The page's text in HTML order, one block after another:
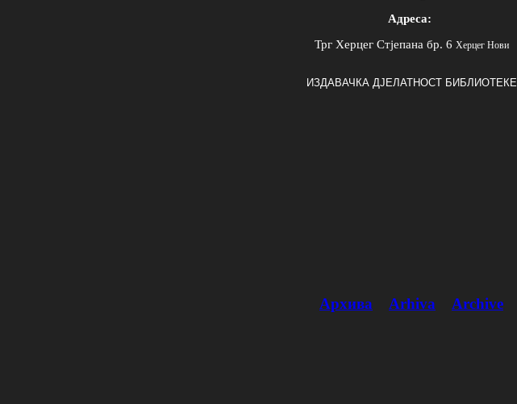
Адреса:
Трг Херцег Стјепана бр. 6 Херцег Нови
ИЗДАВАЧКА ДЈЕЛАТНОСТ БИБЛИОТЕКЕ
Архива Arhiva Archive